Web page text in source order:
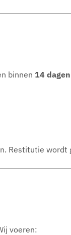
binnen 14 dagen
Restitutie
voeren: